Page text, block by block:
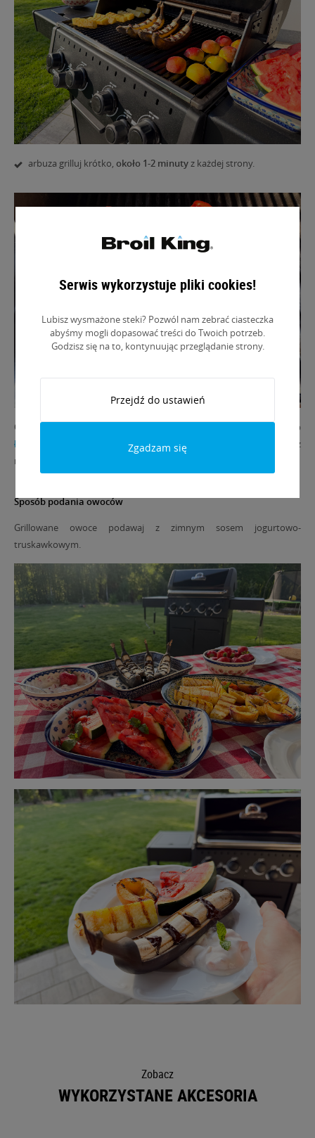
arbuza grilluj krótko, około 1-2 minutyz każdej strony.
Owoce przekładaj i przenoś na talerz za pomocą szczypiec
lub
łopatki
dzięki temu łatwiej utrzymasz je w całości i zmniejszysz
ryzyko, że rozpadną się lub zsuną podczas zdejmowania z grilla.
Sposób podania owoców
Grillowane owoce podawaj z zimnym sosem jogurtowo-
truskawkowym.
Zobacz
WYKORZYSTANE AKCESORIA
Serwis wykorzystuje pliki cookies!
Lubisz wysmażone steki? Pozwól nam zebrać ciasteczka
abyśmy mogli dopasować treści do Twoich potrzeb.
Godzisz się na to, kontynuując przeglądanie strony.
Przejdź do ustawień
Zgadzam się